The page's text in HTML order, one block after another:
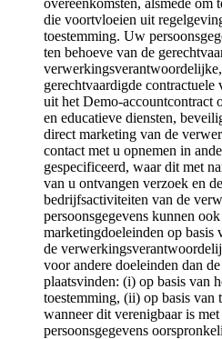
overeenkomsten, alsmede om
die voortvloeien uit
toestemming. Uw
ten behoeve van de
gerechtvaardigde
uit het Demo-accountcontract
en educatieve diensten,
direct marketing van de
contact met u opnemen in
gespecificeerd, waar dit met
van u ontvangen verzoek en
bedrijfsactiviteiten van de
persoonsgegevens kunnen
marketingdoeleinden op basis
de
voor andere doeleinden dan
plaatsvinden: (i) op basis van
toestemming, (ii) op basis
wanneer dit verenigbaar is
persoonsgegevens